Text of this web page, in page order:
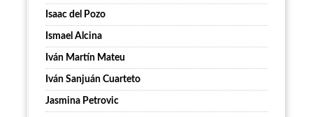
Isaac del Pozo
Ismael Alcina
Iván Martín Mateu
Iván Sanjuán Cuarteto
Jasmina Petrovic